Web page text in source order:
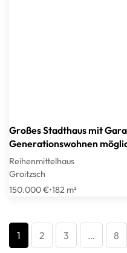
Großes Stadthaus mit
Generationswohnen
Reihenmittelhaus
Groitzsch
150.000 €•182 m²
1 2 3 … 8